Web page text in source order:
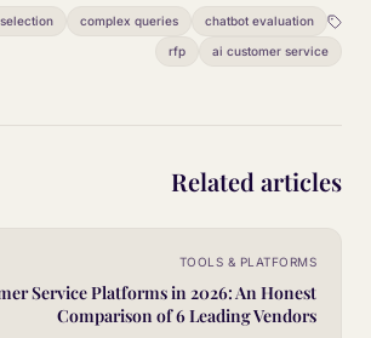
chatbot evaluation
complex queries
ai customer service
rfp
Related articles
TOOLS & PLATFORMS
Service Platforms in 2026: An Honest
Comparison of 6 Leading Vendors